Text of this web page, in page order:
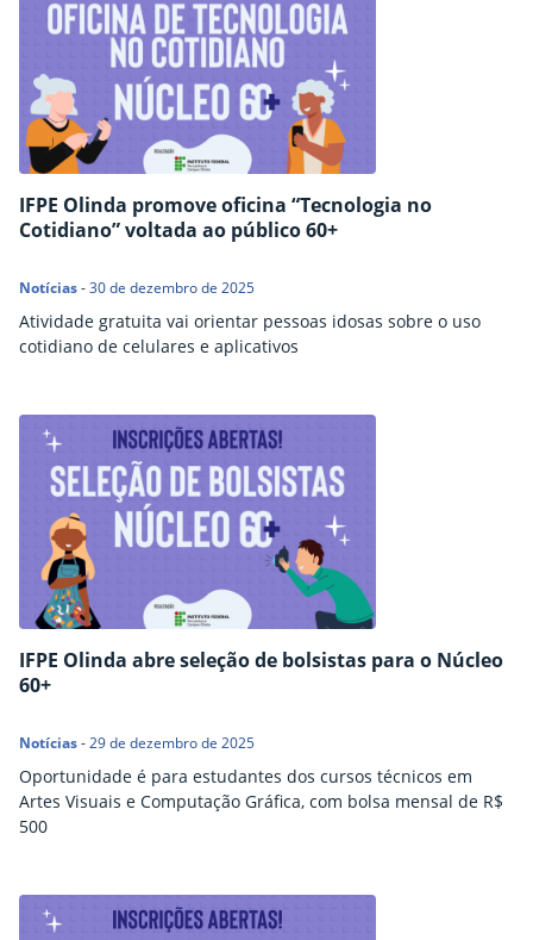
IFPE Olinda promove oficina “Tecnologia no
Cotidiano” voltada ao público 60+
Notícias-30 de dezembro de 2025
Atividade gratuita vai orientar pessoas idosas sobre o uso
cotidiano de celulares e aplicativos
IFPE Olinda abre seleção de bolsistas para o Núcleo
60+
Notícias-29 de dezembro de 2025
Oportunidade é para estudantes dos cursos técnicos em
Artes Visuais e Computação Gráfica, com bolsa mensal de R$
500